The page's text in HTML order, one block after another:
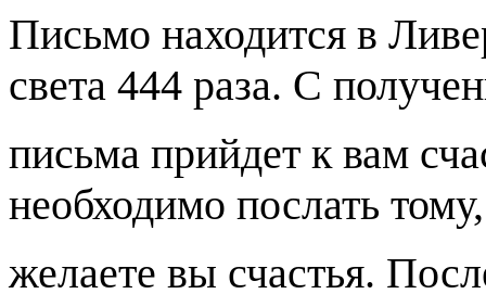
Письмо находится в
света 444 раза. С
письма прийдет к вам
необходимо послать
желаете вы счастья.